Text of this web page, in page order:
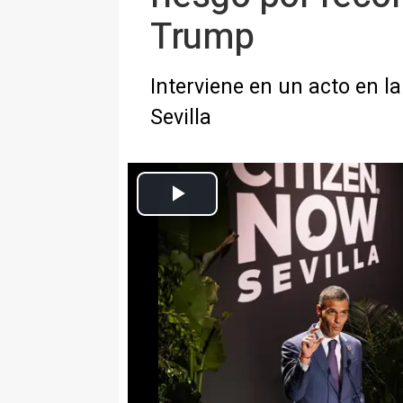
Trump
Interviene en un acto en
Sevilla
El presidente del Gobierno de España, Pedro Sánchez, durante
Europa Press Nacional
Actualizado: lunes, 30 junio 2025 8:16
SEVILLA 29 Jun. (EUROPA
El presidente del Gobierno,
sostenible está en riesgo ante